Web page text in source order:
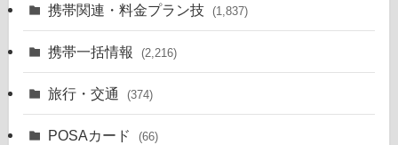
携帯関連・料金プラン技 (1,837)
携帯一括情報 (2,216)
旅行・交通 (374)
POSAカード (66)